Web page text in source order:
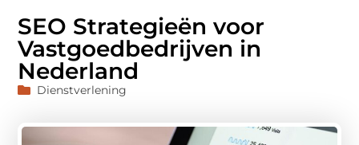
SEO Strategieën voor
Vastgoedbedrijven in
Nederland
Dienstverlening